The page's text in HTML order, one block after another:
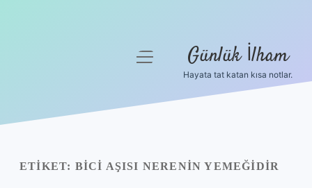
Yasal Uyarı
menüyü
Günlük İlham
Hayata tat katan kısa notlar.
ETIKET: BICI AŞISI NERENIN YEMEĞIDIR